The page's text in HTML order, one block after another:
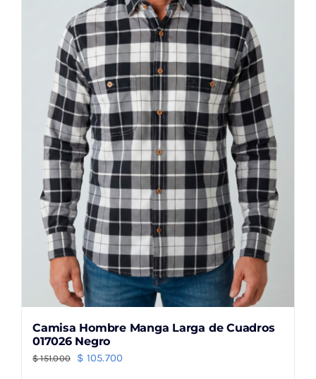
Las
opciones
se
pueden
elegir
en
la
página
producto
Camisa Hombre Manga Larga de Cuadros
017026 Negro
$151.000
El
$ 105.700